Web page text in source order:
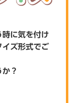
に気を付け
イズ形式でご
？